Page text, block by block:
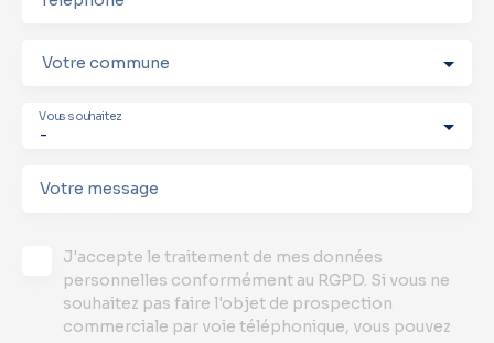
Votre commune
-
Vous souhaitez
Votre message
J'accepte le traitement de mes données
personnelles conformément au RGPD. Si vous ne
souhaitez pas faire l'objet de prospection
commerciale par voie téléphonique, vous pouvez